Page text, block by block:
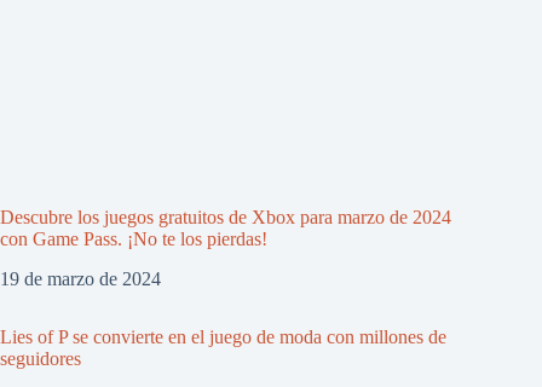
Descubre los juegos gratuitos de Xbox para marzo de 2024
con Game Pass. ¡No te los pierdas!
19 de marzo de 2024
Lies of P se convierte en el juego de moda con millones de
seguidores